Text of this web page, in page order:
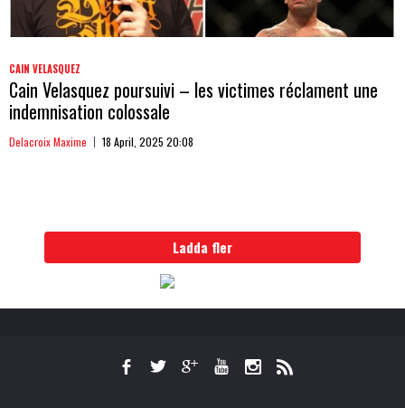
CAIN VELASQUEZ
Cain Velasquez poursuivi – les victimes réclament une
indemnisation colossale
Delacroix Maxime 18 April, 2025 20:08
Ladda fler